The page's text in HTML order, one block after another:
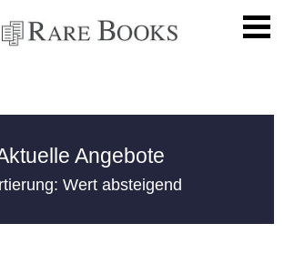
Angebote
Wert absteigend